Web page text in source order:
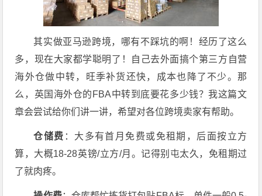
其实做亚马逊跨境，哪有不踩坑的啊！经历了这么
多，现在大家都学聪明了！自己去外面搞个第三方自营
海外仓做中转，旺季补货还快，成本也降了不少。那
么，英国海外仓的FBA中转到底要花多少钱？我这篇文
章会尝试给你们讲一讲，希望对各位跨境卖家有帮助。
仓储费 ：大多有首月免费或免租期，后面按立方
算，大概18-28英镑/立方/月。记得别屯太久，免租期过
了就肉疼。